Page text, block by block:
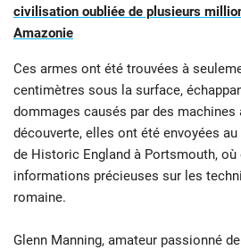
civilisation oubliée de plusieurs
Amazonie
Ces armes ont été trouvées à
centimètres sous la surface,
dommages causés par des
découverte, elles ont été envoyées
de Historic England à Portsmouth,
informations précieuses sur les
romaine.
Glenn Manning, amateur passionné